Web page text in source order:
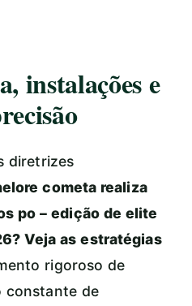
instalações e
diretrizes
cometa realiza
po – edição de elite
Veja as estratégias
rigoroso de
constante de